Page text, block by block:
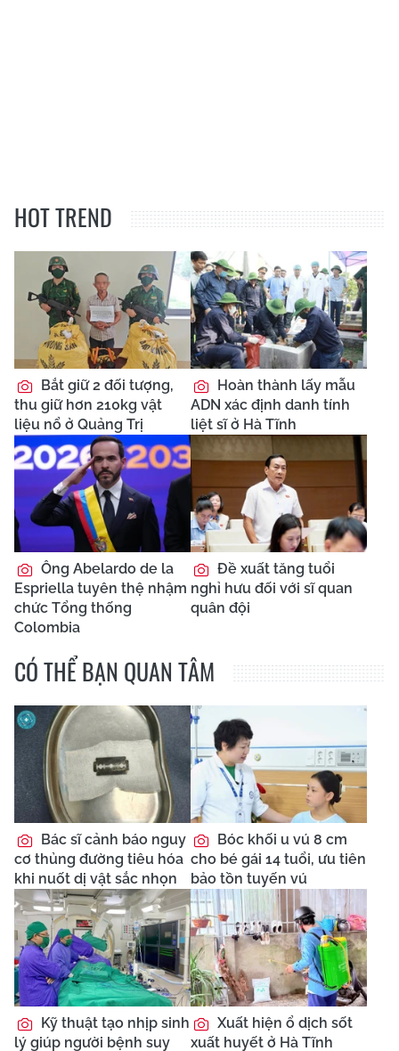
HOT TREND
Bắt giữ 2 đối tượng,
thu giữ hơn 210kg vật
liệu nổ ở Quảng Trị
Hoàn thành lấy mẫu
ADN xác định danh tính
liệt sĩ ở Hà Tĩnh
Ông Abelardo de la
Espriella tuyên thệ nhậm
chức Tổng thống
Colombia
Đề xuất tăng tuổi
nghỉ hưu đối với sĩ quan
quân đội
CÓ THỂ BẠN QUAN TÂM
Bác sĩ cảnh báo nguy
cơ thủng đường tiêu hóa
khi nuốt dị vật sắc nhọn
Bóc khối u vú 8 cm
cho bé gái 14 tuổi, ưu tiên
bảo tồn tuyến vú
Kỹ thuật tạo nhịp sinh
lý giúp người bệnh suy
Xuất hiện ổ dịch sốt
xuất huyết ở Hà Tĩnh